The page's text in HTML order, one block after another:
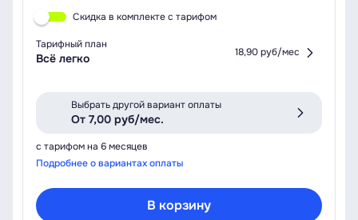
Скидка в комплекте с тарифом
Тарифный план
Всё легко 18,90 руб/мес
Выбрать другой вариант оплаты
От 7,00 руб/мес.
с тарифом на 6 месяцев
Подробнее о вариантах оплаты
В корзину